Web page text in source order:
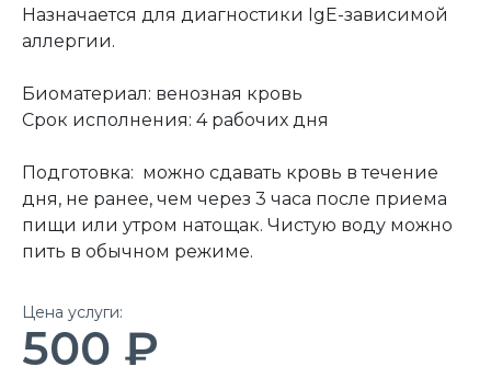
Назначается для диагностики IgE-зависимой
аллергии.
Биоматериал: венозная кровь
Срок исполнения: 4 рабочих дня
Подготовка: можно сдавать кровь в течение
дня, не ранее, чем через 3 часа после приема
пищи или утром натощак. Чистую воду можно
пить в обычном режиме.
Цена услуги:
500 ₽